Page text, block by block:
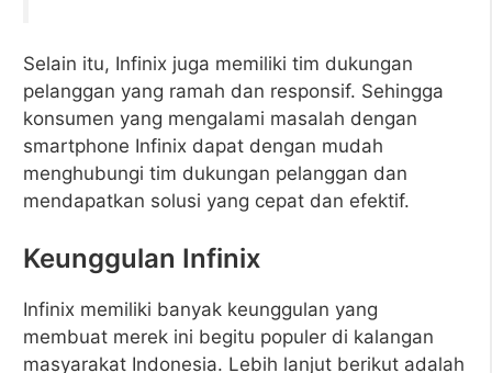
Selain itu, Infinix juga memiliki tim dukungan
pelanggan yang ramah dan responsif. Sehingga
konsumen yang mengalami masalah dengan
smartphone Infinix dapat dengan mudah
menghubungi tim dukungan pelanggan dan
mendapatkan solusi yang cepat dan efektif.
Keunggulan Infinix
Infinix memiliki banyak keunggulan yang
membuat merek ini begitu populer di kalangan
masyarakat Indonesia. Lebih lanjut berikut adalah